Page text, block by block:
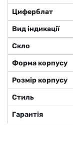
Циферблат
Вид індикації
Скло
Форма корпусу
Розмір корпусу
Стиль
Гарантія